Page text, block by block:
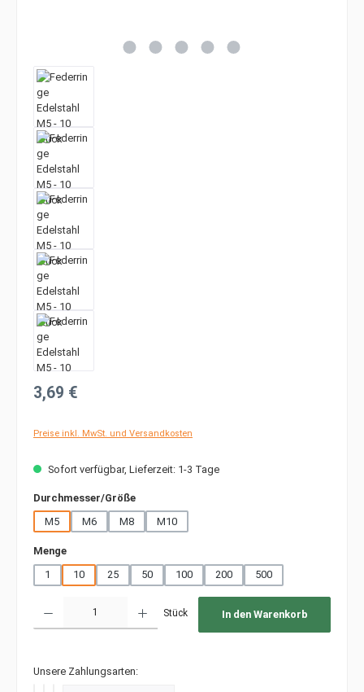
Regulärer Preis:
3,69 €
Preise inkl. MwSt. und Versandkosten
Sofort verfügbar, Lieferzeit: 1-3 Tage
Durchmesser/Größeauswählen
M5
M6 M8 M10
Mengeauswählen
1
10 25 50 100 200 500
Stück In den Warenkorb
Unsere Zahlungsarten: